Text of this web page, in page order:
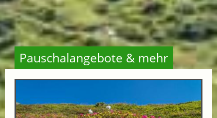
Pauschalangebote & mehr